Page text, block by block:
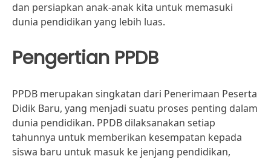
dan persiapkan anak-anak kita untuk memasuki
dunia pendidikan yang lebih luas.
Pengertian PPDB
PPDB merupakan singkatan dari Penerimaan Peserta
Didik Baru, yang menjadi suatu proses penting dalam
dunia pendidikan. PPDB dilaksanakan setiap
tahunnya untuk memberikan kesempatan kepada
siswa baru untuk masuk ke jenjang pendidikan,